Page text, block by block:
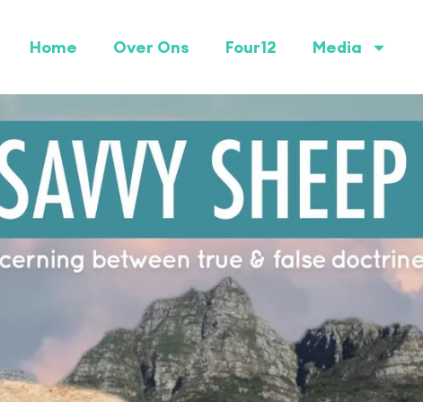
Home Over Ons Four12 Media